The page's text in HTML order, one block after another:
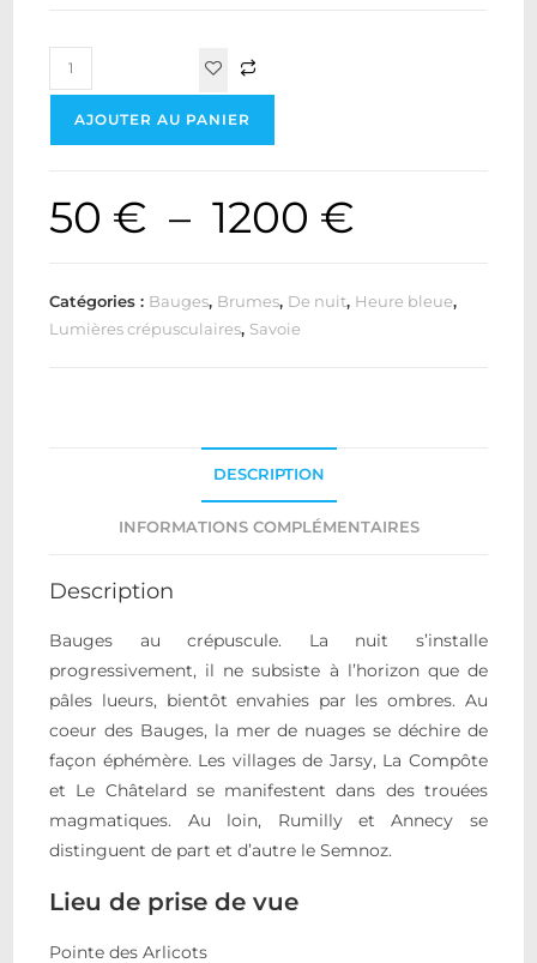
AJOUTER AU PANIER
50 € – 1200 €
Catégories : Bauges, Brumes, De nuit, Heure bleue,
Lumières crépusculaires, Savoie
DESCRIPTION
INFORMATIONS COMPLÉMENTAIRES
Description
Bauges au crépuscule. La nuit s’installe
progressivement, il ne subsiste à l’horizon que de
pâles lueurs, bientôt envahies par les ombres. Au
coeur des Bauges, la mer de nuages se déchire de
façon éphémère. Les villages de Jarsy, La Compôte
et Le Châtelard se manifestent dans des trouées
magmatiques. Au loin, Rumilly et Annecy se
distinguent de part et d’autre le Semnoz.
Lieu de prise de vue
Pointe des Arlicots